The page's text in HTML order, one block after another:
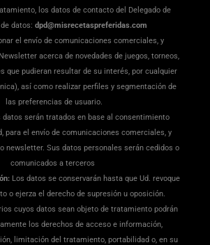
los datos de contacto del Delegado de
datos: dpd@misrecetaspreferidas.com
el envío de comunicaciones comerciales, y
acerca de novedades de juegos, torneos,
que pudieran resultar de su interés, por cualquier
así como realizar perfiles y segmentación de
las preferencias de usuario.
datos serán tratados en base al consentimiento
para el envío de comunicaciones comerciales, y
newsletter. Sus datos personales serán cedidos o
comunicados a terceros
Los datos se conservarán hasta que Ud. revoque
o ejerza el derecho de supresión u oposición.
cuyos datos sean objeto de tratamiento podrán
los derechos de acceso e información,
limitación del tratamiento, portabilidad o, en su